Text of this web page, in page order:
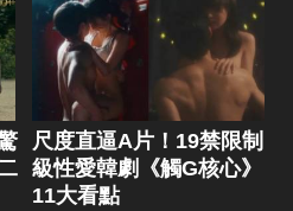
尺度直逼A片！19禁限制
級性愛韓劇《觸G核心》
11大看點